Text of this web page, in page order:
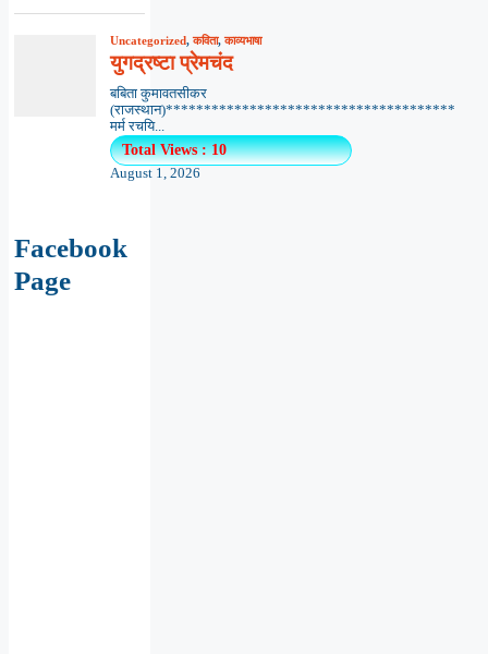
Uncategorized,कविता,काव्यभाषा
युगद्रष्टा प्रेमचंद
बबिता कुमावतसीकर
(राजस्थान)**************************************
मर्म रचयि...
Total Views : 10
August 1, 2026
Facebook
Page